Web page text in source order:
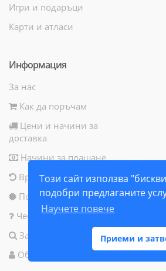
Този сайт използва
подобри предлаганите
Научете повече
Приеми и
Игри и подаръци
Карти и атласи
Информация
За нас
Как да поръчам
Цени и начини за
доставка
Начини за плащане
Връщане на продукт
Политика за бисквитки
Често задавани въпроси
Запитване за продукт
Общи условия за ползване